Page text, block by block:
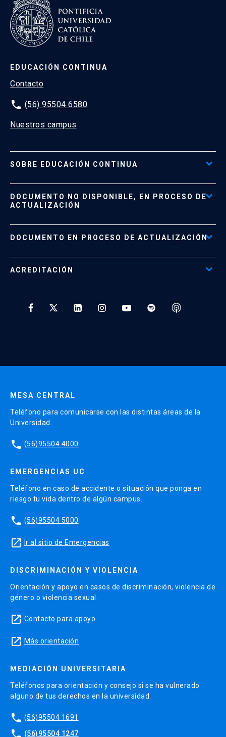
EDUCACIÓN CONTINUA
Contacto
phone (56) 95504 6580
Nuestros campus
SOBRE EDUCACIÓN CONTINUA
Formas de Pago
Políticas de Retiro, Devolución e Información Importante
DOCUMENTO NO DISPONIBLE, EN PROCESO DE
ACTUALIZACIÓN
Documento No Disponible file_download
DOCUMENTO EN PROCESO DE ACTUALIZACIÓN
ACREDITACIÓN
MESA CENTRAL
Teléfono para comunicarse con las distintas áreas de la
Universidad.
phone (56)95504 4000
EMERGENCIAS UC
Teléfono en caso de accidente o situación que ponga en
riesgo tu vida dentro de algún campus.
phone (56)95504 5000
launch Ir al sitio de Emergencias
DISCRIMINACIÓN Y VIOLENCIA
Orientación y apoyo en casos de discriminación, violencia de
género o violencia sexual.
launch Contacto para apoyo
launch Más orientación
MEDIACIÓN UNIVERSITARIA
Teléfonos para orientación y consejo si se ha vulnerado
alguno de tus derechos en la universidad.
phone (56)95504 1691
phone (56)95504 1247